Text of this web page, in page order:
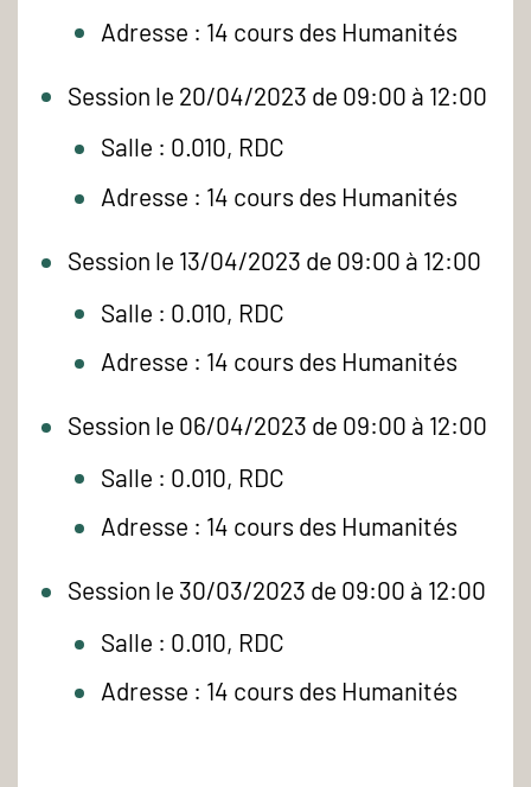
Adresse : 14 cours des Humanités
Session le 20/04/2023 de 09:00 à 12:00
Salle : 0.010, RDC
Adresse : 14 cours des Humanités
Session le 13/04/2023 de 09:00 à 12:00
Salle : 0.010, RDC
Adresse : 14 cours des Humanités
Session le 06/04/2023 de 09:00 à 12:00
Salle : 0.010, RDC
Adresse : 14 cours des Humanités
Session le 30/03/2023 de 09:00 à 12:00
Salle : 0.010, RDC
Adresse : 14 cours des Humanités